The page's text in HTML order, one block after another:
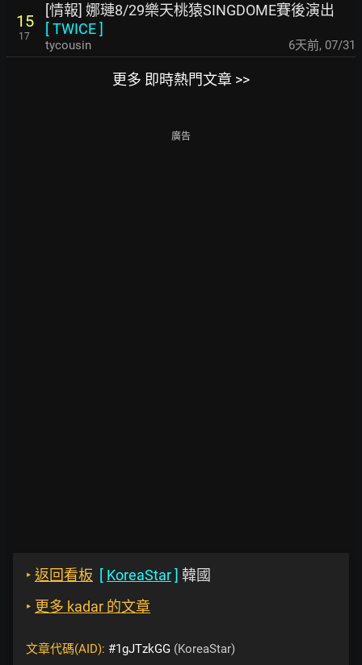
15
17
[情報] 娜璉8/29樂天桃猿SINGDOME賽後演出
[TWICE]
tycousin 6天前, 07/31
更多 即時熱門文章 >>
廣告
‣ 返回看板 [ KoreaStar] 韓國
‣ 更多 kadar 的文章
文章代碼(AID): #1gJTzkGG (KoreaStar)